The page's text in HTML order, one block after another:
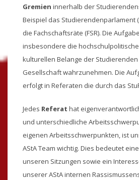
Gremien innerhalb der
Beispiel das Studierendenparlament
die Fachschaftsräte (FSR). Die
insbesondere die
kulturellen Belange der
Gesellschaft wahrzunehmen. Die
erfolgt in Referaten die durch das
Jedes Referat hat
und unterschiedliche
eigenen Arbeitsschwerpunkten, ist
AStA Team wichtig. Dies bedeutet
unseren Sitzungen sowie ein
unserer AStA internen